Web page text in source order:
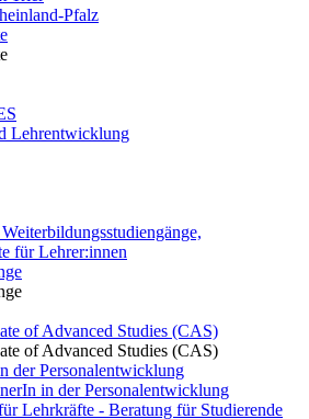
Pfalz
Lehrentwicklung
für Lehrer:innen
of Advanced Studies (CAS)
of Advanced Studies (CAS)
der Personalentwicklung
in der Personalentwicklung
Lehrkräfte - Beratung für Studierende